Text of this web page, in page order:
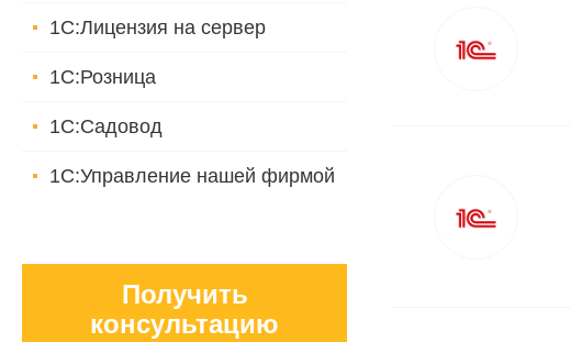
1С:Лицензия на сервер
1С:Розница
1С:Садовод
1С:Управление нашей фирмой
Получить
консультацию